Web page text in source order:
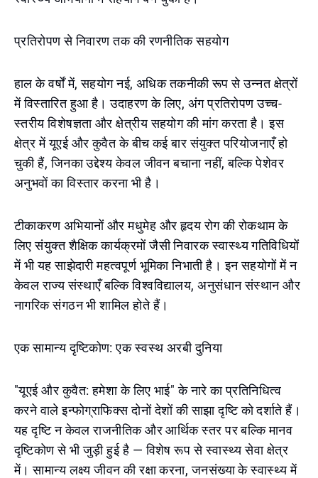
प्रतिरोपण से निवारण तक की रणनीतिक सहयोग
हाल के वर्षों में, सहयोग नई, अधिक तकनीकी रूप से उन्नत क्षेत्रों
में विस्तारित हुआ है। उदाहरण के लिए, अंग प्रतिरोपण उच्च-
स्तरीय विशेषज्ञता और क्षेत्रीय सहयोग की मांग करता है। इस
क्षेत्र में यूएई और कुवैत के बीच कई बार संयुक्त परियोजनाएँ हो
चुकी हैं, जिनका उद्देश्य केवल जीवन बचाना नहीं, बल्कि पेशेवर
अनुभवों का विस्तार करना भी है।
टीकाकरण अभियानों और मधुमेह और हृदय रोग की रोकथाम के
लिए संयुक्त शैक्षिक कार्यक्रमों जैसी निवारक स्वास्थ्य गतिविधियों
में भी यह साझेदारी महत्वपूर्ण भूमिका निभाती है। इन सहयोगों में न
केवल राज्य संस्थाएँ बल्कि विश्वविद्यालय, अनुसंधान संस्थान और
नागरिक संगठन भी शामिल होते हैं।
एक सामान्य दृष्टिकोण: एक स्वस्थ अरबी दुनिया
"यूएई और कुवैत: हमेशा के लिए भाई" के नारे का प्रतिनिधित्व
करने वाले इन्फोग्राफिक्स दोनों देशों की साझा दृष्टि को दर्शाते हैं।
यह दृष्टि न केवल राजनीतिक और आर्थिक स्तर पर बल्कि मानव
दृष्टिकोण से भी जुड़ी हुई है — विशेष रूप से स्वास्थ्य सेवा क्षेत्र
में। सामान्य लक्ष्य जीवन की रक्षा करना, जनसंख्या के स्वास्थ्य में